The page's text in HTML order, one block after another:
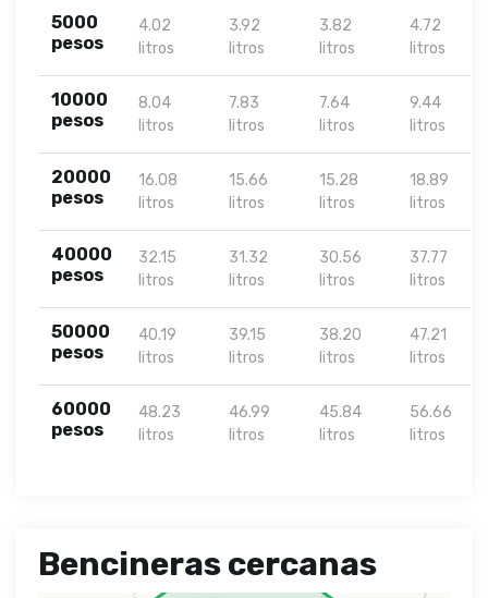
5000
pesos
4.02
litros
3.92
litros
3.82
litros
4.72
litros
10000
pesos
8.04
litros
7.83
litros
7.64
litros
9.44
litros
20000
pesos
16.08
litros
15.66
litros
15.28
litros
18.89
litros
40000
pesos
32.15
litros
31.32
litros
30.56
litros
37.77
litros
50000
pesos
40.19
litros
39.15
litros
38.20
litros
47.21
litros
60000
pesos
48.23
litros
46.99
litros
45.84
litros
56.66
litros
Bencineras cercanas